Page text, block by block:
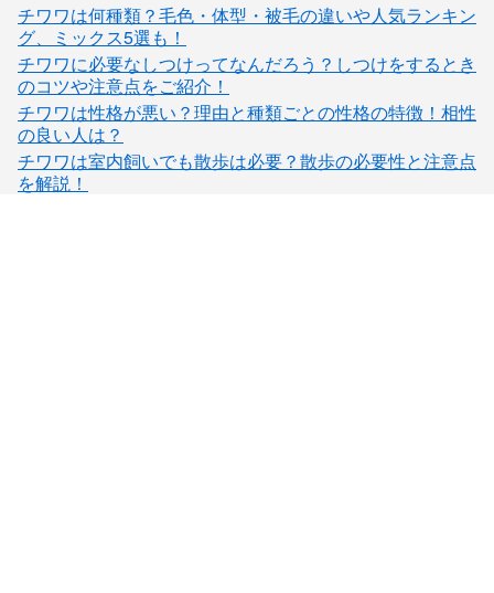
チワワは何種類？毛色・体型・被毛の違いや人気ランキン
グ、ミックス5選も！
チワワに必要なしつけってなんだろう？しつけをするとき
のコツや注意点をご紹介！
チワワは性格が悪い？理由と種類ごとの性格の特徴！相性
の良い人は？
チワワは室内飼いでも散歩は必要？散歩の必要性と注意点
を解説！